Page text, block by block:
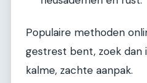
Populaire methoden
gestrest bent, zoek dan
kalme, zachte aanpak.